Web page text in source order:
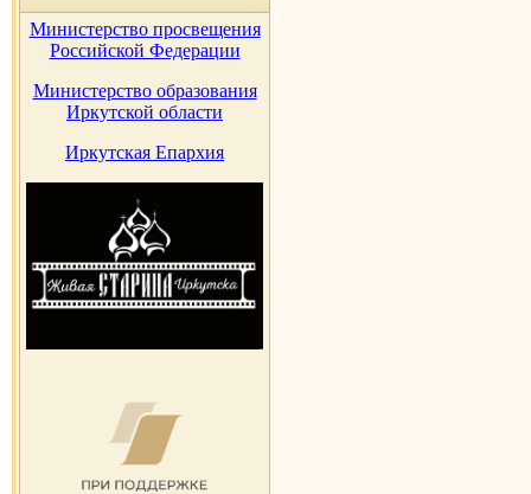
Министерство просвещения
Российской Федерации
Министерство образования
Иркутской области
Иркутская Епархия